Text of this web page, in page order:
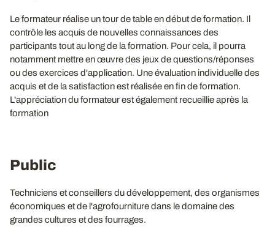
Le formateur réalise un tour de table en début de formation. Il
contrôle les acquis de nouvelles connaissances des
participants tout au long de la formation. Pour cela, il pourra
notamment mettre en œuvre des jeux de questions/réponses
ou des exercices d'application. Une évaluation individuelle des
acquis et de la satisfaction est réalisée en fin de formation.
L'appréciation du formateur est également recueillie après la
formation
Public
Techniciens et conseillers du développement, des organismes
économiques et de l'agrofourniture dans le domaine des
grandes cultures et des fourrages.